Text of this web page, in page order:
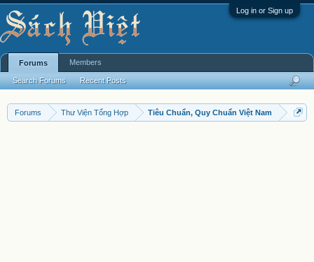
Log in or Sign up
Forums Thư Viện Tổng Hợp Tiêu Chuẩn, Quy Chuẩn Việt Nam
Forums
Search Forums Recent Posts
Members